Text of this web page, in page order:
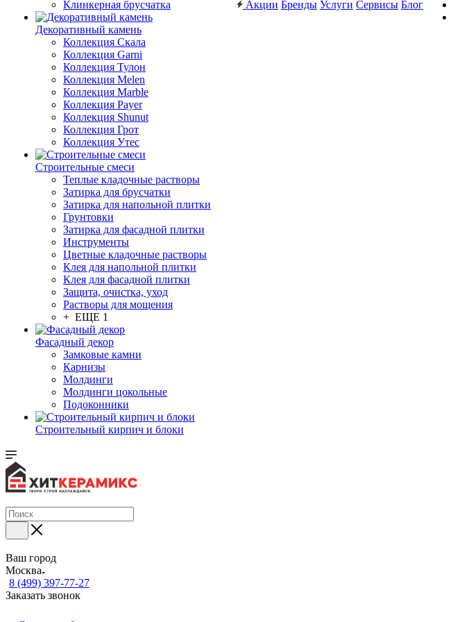
Клинкерная брусчатка
Декоративный камень
Коллекция Скала
Коллекция Garni
Коллекция Тулон
Коллекция Melen
Коллекция Marble
Коллекция Payer
Коллекция Shunut
Коллекция Грот
Коллекция Утес
Строительные смеси
Теплые кладочные растворы
Затирка для брусчатки
Затирка для напольной плитки
Грунтовки
Затирка для фасадной плитки
Инструменты
Цветные кладочные растворы
Клея для напольной плитки
Клея для фасадной плитки
Защита, очистка, уход
Растворы для мощения
+ ЕЩЕ 1
Фасадный декор
Замковые камни
Карнизы
Молдинги
Молдинги цокольные
Подоконники
Строительный кирпич и блоки
Акции Бренды Услуги Сервисы Блог
Ваш город
Москва
8 (499) 397-77-27
Заказать звонок